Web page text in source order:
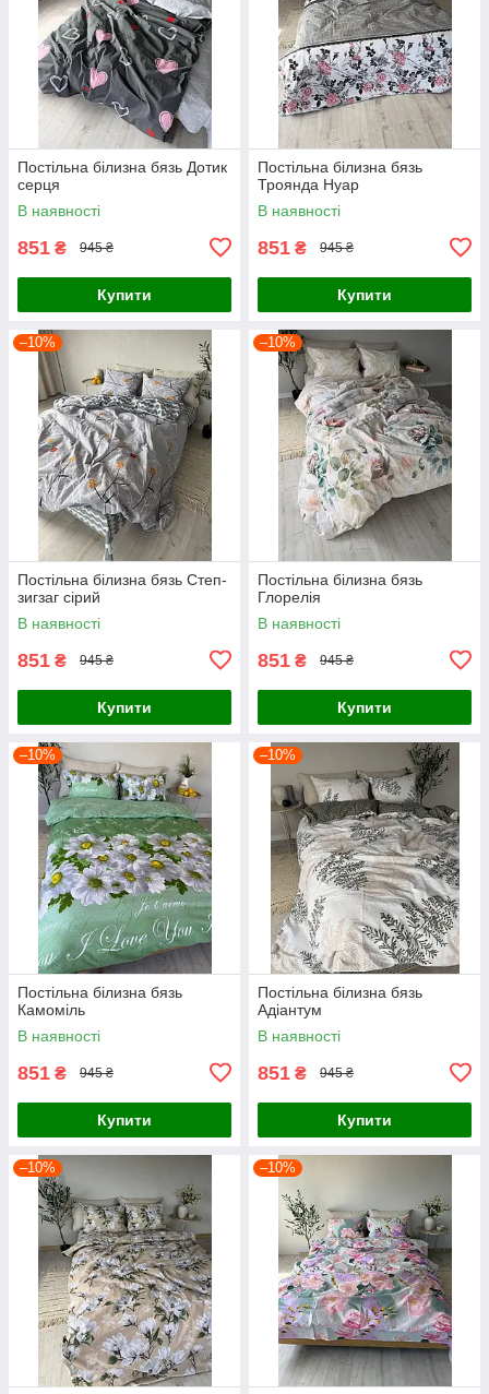
Постільна білизна бязь Дотик
серця
В наявності
851 ₴ 945 ₴
Купити
Постільна білизна бязь
Троянда Нуар
В наявності
851 ₴ 945 ₴
Купити
–10%
Постільна білизна бязь Степ-
зигзаг сірий
В наявності
851 ₴ 945 ₴
Купити
–10%
Постільна білизна бязь
Глорелія
В наявності
851 ₴ 945 ₴
Купити
–10%
Постільна білизна бязь
Камоміль
В наявності
851 ₴ 945 ₴
Купити
–10%
Постільна білизна бязь
Адіантум
В наявності
851 ₴ 945 ₴
Купити
–10% –10%